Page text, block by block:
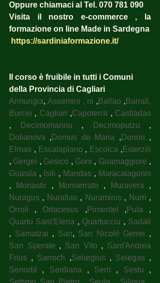
Oppure chiamaci al Tel. 070 781 090
Visita il nostro e-commerce , la
formazione on line Made in Sardegna
https://sardiniaformazione.it/
Il corso è fruibile in tutti i Comuni
della Provincia di Cagliari
Armungia, Assemini , ni , Ballao , Barrali,
Burcei , Cagliari ,Capoterra , Castiadas
,
Decimomannu , Decimoputzu
Dolianova , Domus de Maria , Donori
Elmas , Escalaplano , Escolca , Esterzili
, Gergei , Gesico , Goni , Guamaggiore
Guasila , Isili , Mandas , Maracalagonis
,
Monastir , Monserrato , Muravera
Nuragus , Nurallao , Nuraminis , Nurri
Orroli , Ortacesus , Pimentel , Pula
Quartu Sant'Elena , Quartucciu , Sadali
, Samatzai , San, San Nicolò Gerrei
San Sperate , San Vito , Sant'Andrea
Frius , Sarroch ,Selargius , Selegas
Senorbì , Serdiana , Serri , Sestu